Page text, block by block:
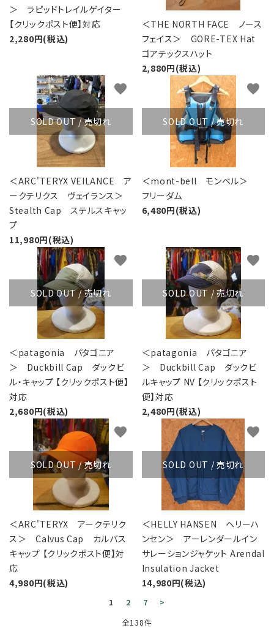
＞ ラピッドトレイルゲイター
【クリックポスト便】対応
2,280円(税込)
＜THE NORTH FACE ノース
フェイス＞ GORE-TEX Hat
ゴアテックスハット
2,880円(税込)
SOLD OUT / 売切れ
＜ARC'TERYX VEILANCE ア
ークテリクス ヴェイランス＞
Stealth Cap ステルスキャッ
プ
11,980円(税込)
favorite
SOLD OUT / 売切れ
＜mont-bell モンベル＞
フリーダム
6,480円(税込)
favorite
SOLD OUT / 売切れ
＜patagonia パタゴニア
＞ Duckbill Cap ダックビ
ル・キャップ 【クリックポスト便】
対応
2,680円(税込)
favorite
SOLD OUT / 売切れ
＜patagonia パタゴニア
＞ Duckbill Cap ダックビ
ルキャップ NV 【クリックポスト
便】対応
2,480円(税込)
favorite
SOLD OUT / 売切れ
＜ARC'TERYX アークテリク
ス＞ Calvus Cap カルバス
キャップ 【クリックポスト便】対
応
4,980円(税込)
favorite
SOLD OUT / 売切れ
＜HELLY HANSEN ヘリーハ
ンセン＞ アーレンダールイン
サレーションジャケット Arendal
Insulation Jacket
14,980円(税込)
favorite
1 2 7
>
全138件